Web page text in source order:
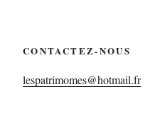
CONTACTEZ-NOUS
lespatrimomes@hotmail.fr